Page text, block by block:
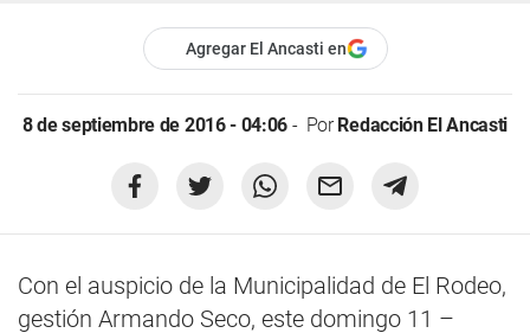
Agregar El Ancasti en
8 de septiembre de 2016 - 04:06 PorRedacción El Ancasti
Con el auspicio de la Municipalidad de El Rodeo,
gestión Armando Seco, este domingo 11 –